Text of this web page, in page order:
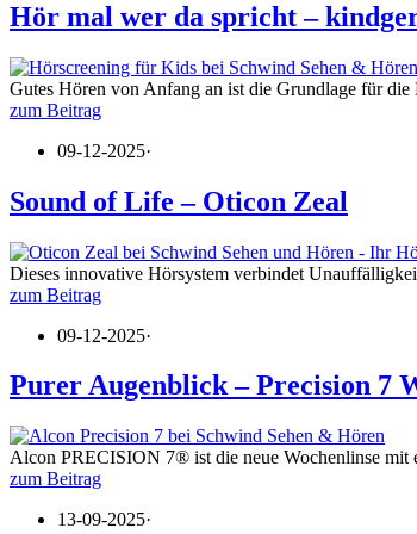
Hör mal wer da spricht –
Gutes Hören von Anfang an ist die Grundlage für
zum Beitrag
09-12-2025·
Sound of Life – Oticon Zeal
Dieses innovative Hörsystem verbindet
zum Beitrag
09-12-2025·
Purer Augenblick – Precision 7
Alcon PRECISION 7® ist die neue Wochenlinse mit
zum Beitrag
13-09-2025·